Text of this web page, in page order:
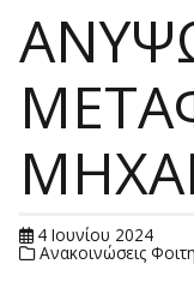
4 Ιουνίου 2024
Ανακοινώσεις